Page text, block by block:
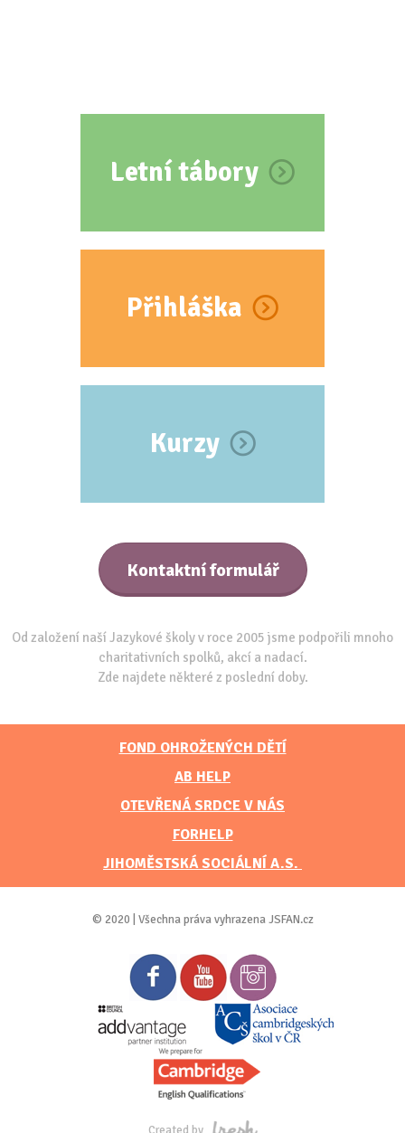
Letní tábory
Přihláška
Kurzy
Kontaktní formulář
Od založení naší Jazykové školy v roce 2005 jsme podpořili mnoho
charitativních spolků, akcí a nadací.
Zde najdete některé z poslední doby.
FOND OHROŽENÝCH DĚTÍ
AB HELP
OTEVŘENÁ SRDCE V NÁS
FORHELP
JIHOMĚSTSKÁ SOCIÁLNÍ A.S.
© 2020 | Všechna práva vyhrazena JSFAN.cz